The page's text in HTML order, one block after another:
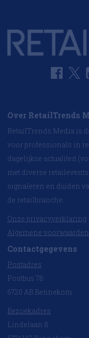
Over RetailTrends
RetailTrends Media is
voor professionals in
dagelijkse actualiteit
met diverse
signaleren en duiden
de retailbranche.
Onze privacyverklaring
Algemene voorwaarden
Contactgegevens
Postadres
Postbus 78
6720 AB Bennekom
Bezoekadres
Lindelaan 8